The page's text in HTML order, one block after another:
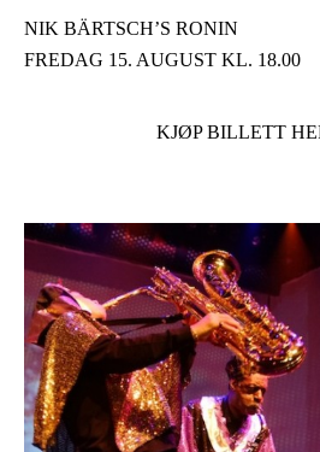
NIK BÄRTSCH’S RONIN
FREDAG 15. AUGUST KL. 18.00
KJØP BILLETT